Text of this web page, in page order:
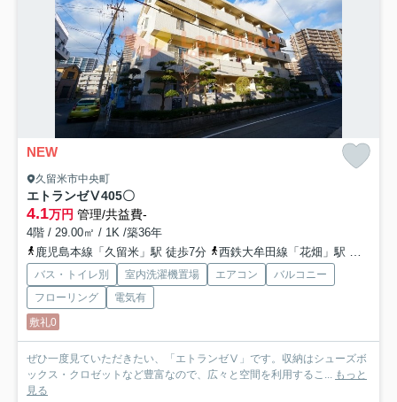
NEW
久留米市中央町
エトランゼⅤ405〇
4.1万円 管理/共益費-
4階 / 29.00㎡ / 1K /築36年
鹿児島本線「久留米」駅 徒歩7分
西鉄大牟田線「花畑」駅 徒歩24分
バス・トイレ別 室内洗濯機置場 エアコン
バルコニー
フローリング
電気有
敷礼0
ぜひ一度見ていただきたい、「エトランゼⅤ」です。収納はシューズボ
ックス・クロゼットなど豊富なので、広々と空間を利用するこ... もっと
見る